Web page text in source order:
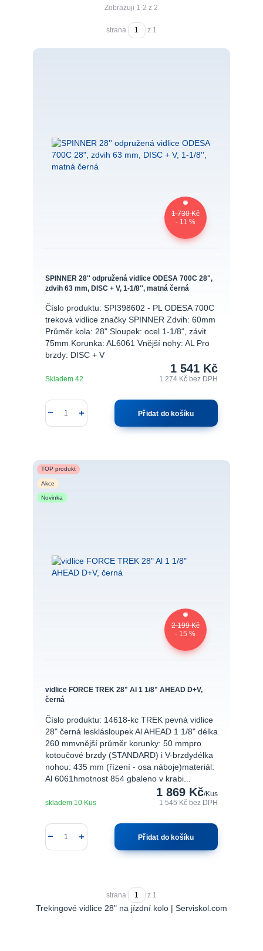
Zobrazuji 1-2 z 2
strana z 1
1 730 Kč
- 11 %
SPINNER 28'' odpružená vidlice ODESA 700C 28",
zdvih 63 mm, DISC + V, 1-1/8'', matná černá
Číslo produktu: SPI398602 - PL ODESA 700C
treková vidlice značky SPINNER Zdvih: 60mm
Průměr kola: 28" Sloupek: ocel 1-1/8“, závit
75mm Korunka: AL6061 Vnější nohy: AL Pro
brzdy: DISC + V
1 541 Kč
1 274 Kč bez DPH
Skladem 42
Přidat do košíku
TOP produkt
Akce
Novinka
2 199 Kč
- 15 %
vidlice FORCE TREK 28" Al 1 1/8" AHEAD D+V,
černá
Číslo produktu: 14618-kc TREK pevná vidlice
28" černá lesklásloupek Al AHEAD 1 1/8" délka
260 mmvnější průměr korunky: 50 mmpro
kotoučové brzdy (STANDARD) i V-brzdydélka
nohou: 435 mm (řízení - osa náboje)materiál:
Al 6061hmotnost 854 gbaleno v krabi...
1 869 Kč/Kus
1 545 Kčbez DPH
skladem 10 Kus
Přidat do košíku
strana z 1
Trekingové vidlice 28" na jízdní kolo | Serviskol.com